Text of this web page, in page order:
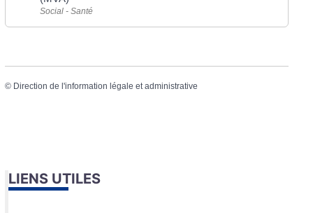
Social - Santé
© Direction de l'information légale et administrative
LIENS UTILES